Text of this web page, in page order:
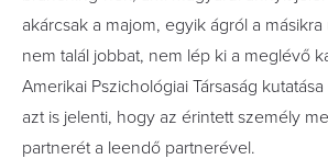
akárcsak a majom, egyik ágról a
nem talál jobbat, nem lép ki a meglévő
Amerikai Pszichológiai Társaság
azt is jelenti, hogy az érintett személy
partnerét a leendő partnerével.